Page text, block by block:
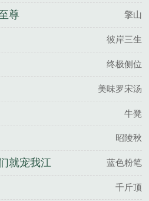
尊 擎山
彼岸三生
终极侧位
美味罗宋汤
牛凳
昭陵秋
就宠我江
蓝色粉笔
千斤顶